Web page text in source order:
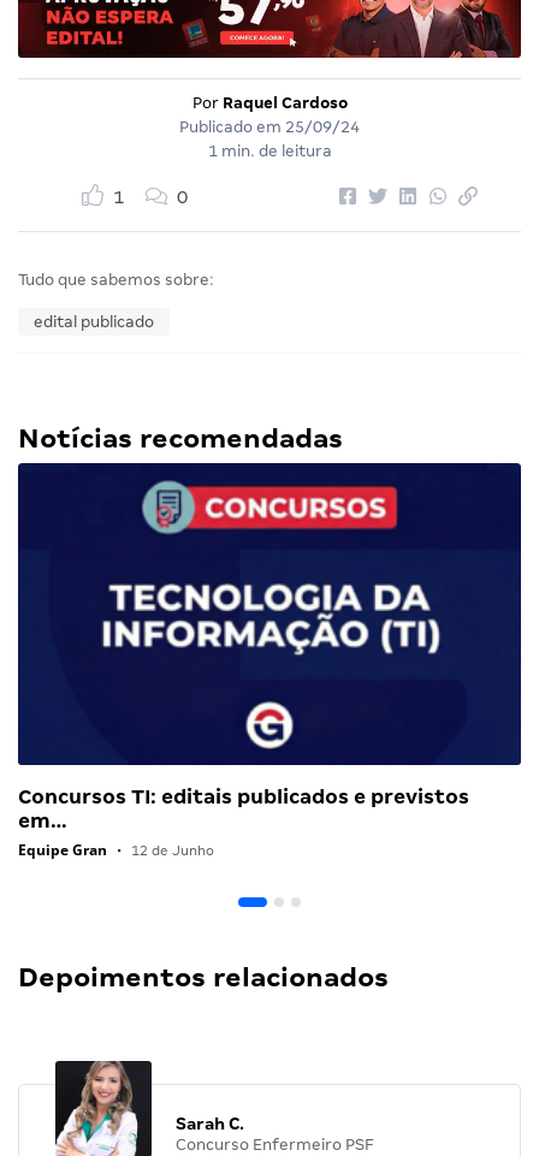
Por Raquel Cardoso
Publicado em 25/09/24
1 min. de leitura
1 0
Tudo que sabemos sobre:
edital publicado
Notícias recomendadas
Concursos TI: editais publicados e previstos
em…
Equipe Gran • 12 de Junho
Depoimentos relacionados
Sarah C.
Concurso Enfermeiro PSF